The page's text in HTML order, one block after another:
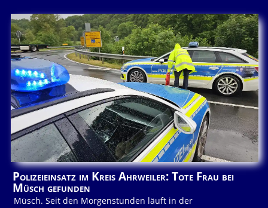
Polizeieinsatz im Kreis Ahrweiler: Tote Frau bei
Müsch gefunden
Müsch. Seit den Morgenstunden läuft in der